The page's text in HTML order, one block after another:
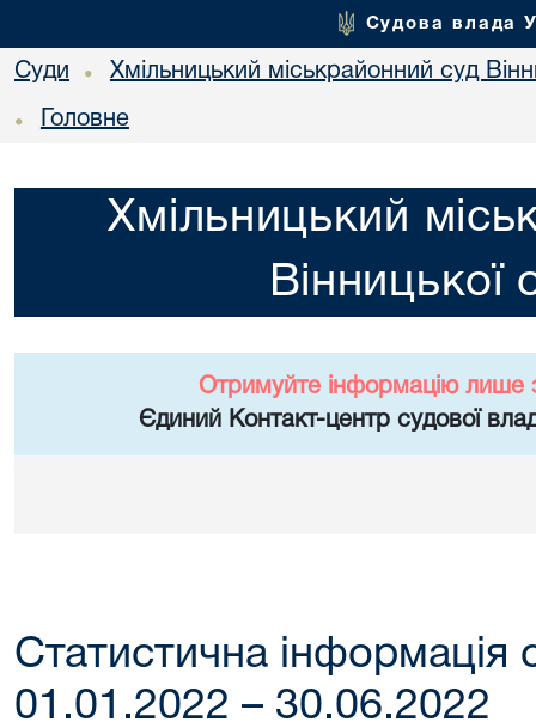
Судова влада
Суди • Хмільницький міськрайонний суд
• Головне
Хмільницький
Вінницької
Отримуйте інформацію лише
Єдиний Контакт-центр судової
Статистична інформація
01.01.2022 – 30.06.2022